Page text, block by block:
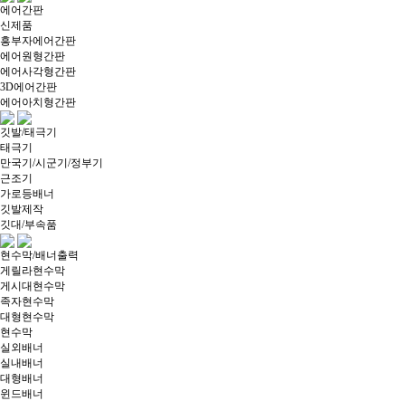
에어간판
신제품
흥부자에어간판
에어원형간판
에어사각형간판
3D에어간판
에어아치형간판
깃발/태극기
태극기
만국기/시군기/정부기
근조기
가로등배너
깃발제작
깃대/부속품
현수막/배너출력
게릴라현수막
게시대현수막
족자현수막
대형현수막
현수막
실외배너
실내배너
대형배너
윈드배너